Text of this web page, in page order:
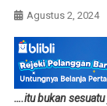
Agustus 2, 2024
….itu bukan